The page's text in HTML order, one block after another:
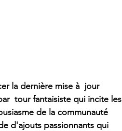
la dernière mise à  jour
tour fantaisiste qui incite les
de la communauté
d'ajouts passionnants qui